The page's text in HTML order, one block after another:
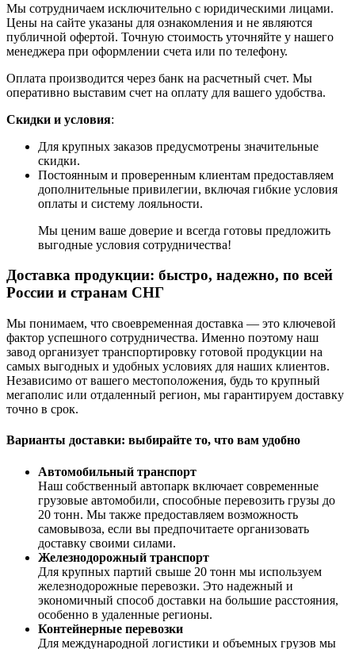
Мы сотрудничаем исключительно с юридическими лицами.
Цены на сайте указаны для ознакомления и не являются
публичной офертой. Точную стоимость уточняйте у нашего
менеджера при оформлении счета или по телефону.
Оплата производится через банк на расчетный счет. Мы
оперативно выставим счет на оплату для вашего удобства.
Скидки и условия:
Для крупных заказов предусмотрены значительные
скидки.
Постоянным и проверенным клиентам предоставляем
дополнительные привилегии, включая гибкие условия
оплаты и систему лояльности.
Мы ценим ваше доверие и всегда готовы предложить
выгодные условия сотрудничества!
Доставка продукции: быстро, надежно, по всей
России и странам СНГ
Мы понимаем, что своевременная доставка — это ключевой
фактор успешного сотрудничества. Именно поэтому наш
завод организует транспортировку готовой продукции на
самых выгодных и удобных условиях для наших клиентов.
Независимо от вашего местоположения, будь то крупный
мегаполис или отдаленный регион, мы гарантируем доставку
точно в срок.
Варианты доставки: выбирайте то, что вам удобно
Автомобильный транспорт
Наш собственный автопарк включает современные
грузовые автомобили, способные перевозить грузы до
20 тонн. Мы также предоставляем возможность
самовывоза, если вы предпочитаете организовать
доставку своими силами.
Железнодорожный транспорт
Для крупных партий свыше 20 тонн мы используем
железнодорожные перевозки. Это надежный и
экономичный способ доставки на большие расстояния,
особенно в удаленные регионы.
Контейнерные перевозки
Для международной логистики и объемных грузов мы